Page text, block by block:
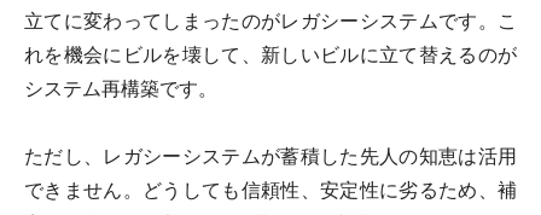
立てに変わってしまったのがレガシーシステムです。こ
れを機会にビルを壊して、新しいビルに立て替えるのが
システム再構築です。
ただし、レガシーシステムが蓄積した先人の知恵は活用
できません。どうしても信頼性、安定性に劣るため、補